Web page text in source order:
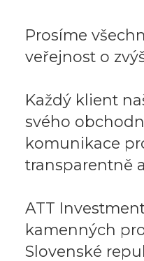
Prosíme
veřejnost o
Každý klient
svého
komunikace
transparentně
ATT
kamenných
Slovenské